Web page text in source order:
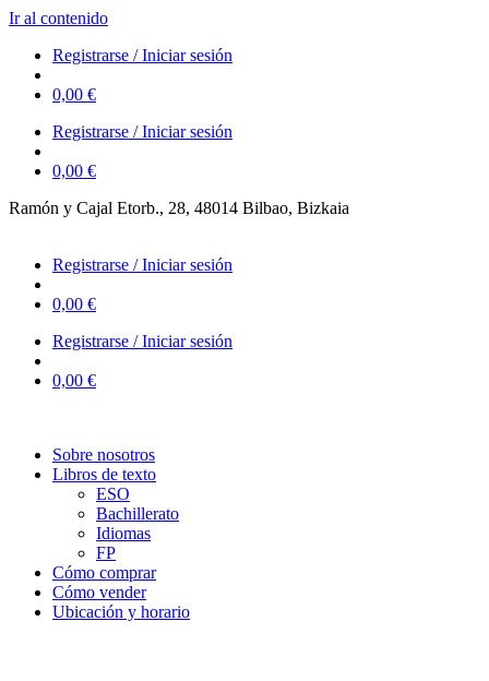
Ir al contenido
Registrarse / Iniciar sesión
0,00 €
Registrarse / Iniciar sesión
0,00 €
Ramón y Cajal Etorb., 28, 48014 Bilbao, Bizkaia
Registrarse / Iniciar sesión
0,00 €
Registrarse / Iniciar sesión
0,00 €
Sobre nosotros
Libros de texto
ESO
Bachillerato
Idiomas
FP
Cómo comprar
Cómo vender
Ubicación y horario